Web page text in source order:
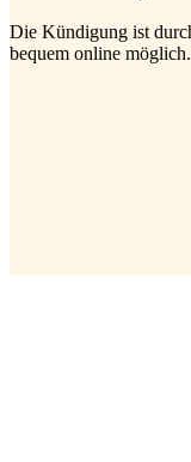
Die Kündigung ist
bequem online möglich.